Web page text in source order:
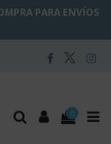
PARA ENVÍOS
0